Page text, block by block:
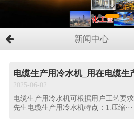
新闻中心
电缆生产用冷水机_用在电缆生
2025-06-02
电缆生产用冷水机可根据用户工艺要
先生电缆生产用冷水机特点：1.压缩···